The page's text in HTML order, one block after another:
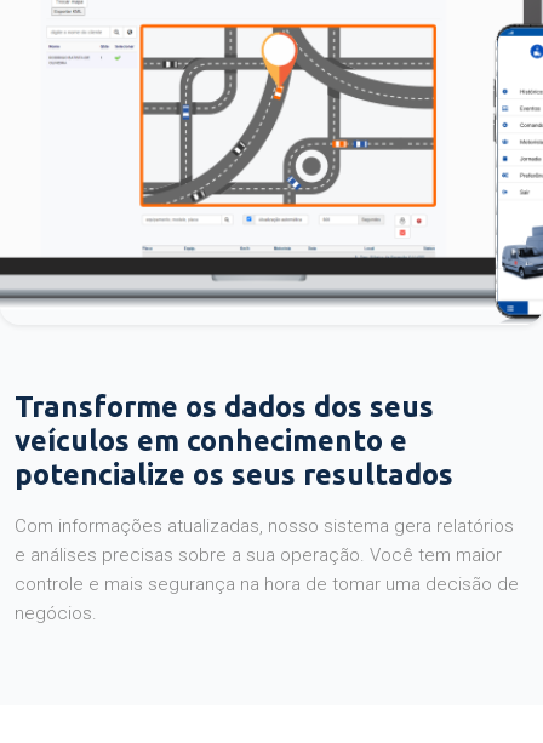
Transforme os dados dos seus
veículos em conhecimento e
potencialize os seus resultados
Com informações atualizadas, nosso sistema gera relatórios
e análises precisas sobre a sua operação. Você tem maior
controle e mais segurança na hora de tomar uma decisão de
negócios.